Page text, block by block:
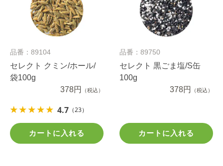
品番：89104
セレクト クミン/ホール/
袋100g
378円
（税込）
4.7 （23）
カートに入れる
品番：89750
セレクト 黒ごま塩/S缶
100g
378円
（税込）
カートに入れる